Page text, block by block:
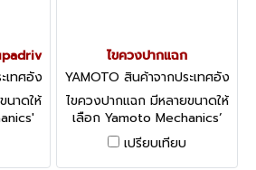
เทศอัง
นาดให้
ไขควงปากแฉก
YAMOTO สินค้าจากประเทศอัง
กฤษ-1
ไขควงปากแฉก มีหลายขนาดให้
เลือก Yamoto Mechanics’
Screwdrivers: Crosspoint
เปรียบเทียบ